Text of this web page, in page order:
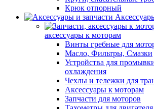
Крюк отпорный
аксессуары к моторам
Винты гребные для
Масло, Фильтры, Смазки
Устройства для
охлаждения
Чехлы и тележки для
Аксессуары к моторам
Запчасти для моторов